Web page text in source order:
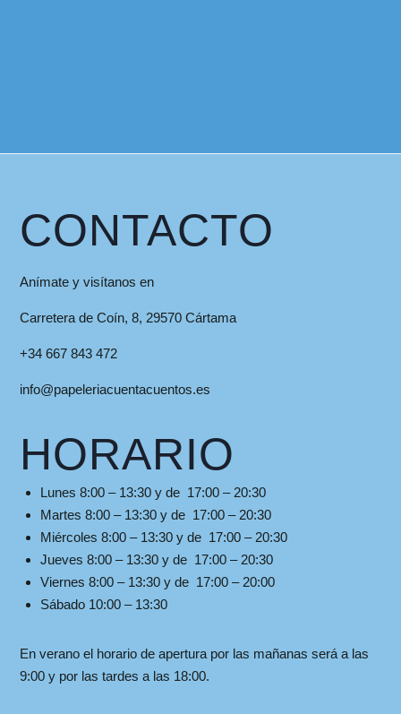
CONTACTO
Anímate y visítanos en
Carretera de Coín, 8, 29570 Cártama
+34 667 843 472
info@papeleriacuentacuentos.es
HORARIO
Lunes 8:00 – 13:30 y de 17:00 – 20:30
Martes 8:00 – 13:30 y de 17:00 – 20:30
Miércoles 8:00 – 13:30 y de 17:00 – 20:30
Jueves 8:00 – 13:30 y de 17:00 – 20:30
Viernes 8:00 – 13:30 y de 17:00 – 20:00
Sábado 10:00 – 13:30
En verano el horario de apertura por las mañanas será a las
9:00 y por las tardes a las 18:00.